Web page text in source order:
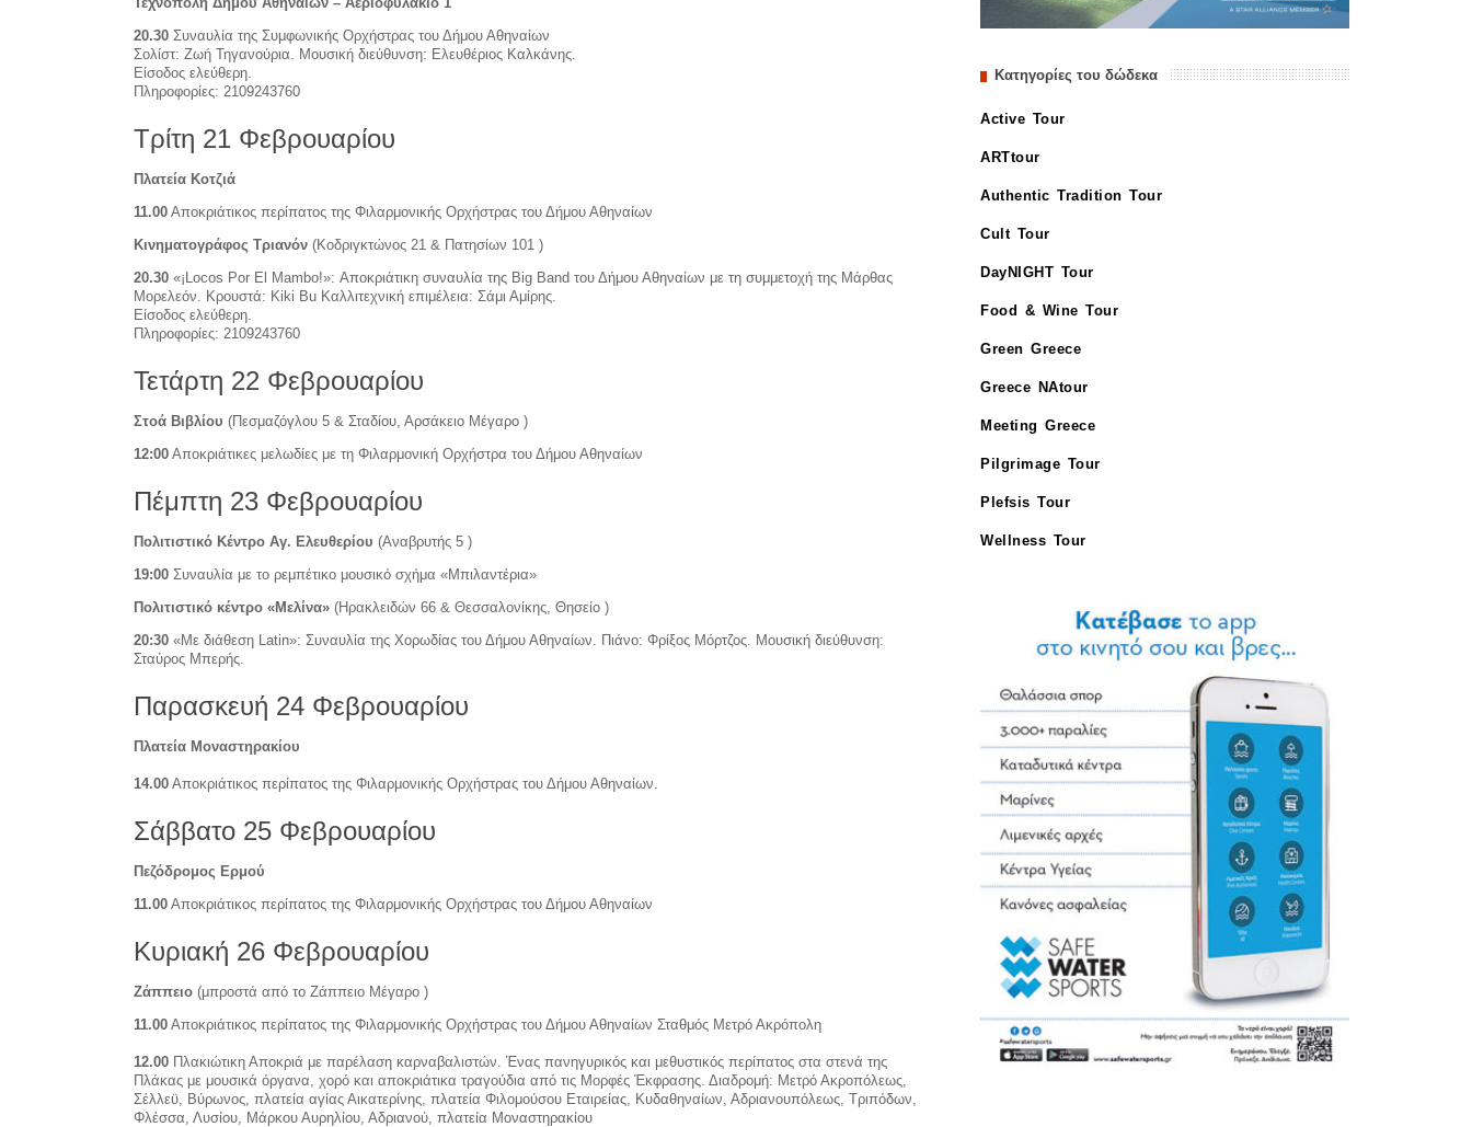
20.30 Συναυλία της Συμφωνικής Ορχήστρας του Δήμου Αθηναίων
Σολίστ: Ζωή Τηγανούρια. Μουσική διεύθυνση: Ελευθέριος Καλκάνης.
Είσοδος ελεύθερη.
Πληροφορίες: 2109243760
Τρίτη 21 Φεβρουαρίου
Πλατεία Κοτζιά
11.00 Αποκριάτικος περίπατος της Φιλαρμονικής Ορχήστρας του Δήμου Αθηναίων
Κινηματογράφος Τριανόν (Κοδριγκτώνος 21 & Πατησίων 101 )
20.30 «¡Locos Por El Mambo!»: Αποκριάτικη συναυλία της Big Band του Δήμου Αθηναίων με τη συμμετοχή της Μάρθας
Μορελεόν. Κρουστά: Kiki Bu Καλλιτεχνική επιμέλεια: Σάμι Αμίρης.
Είσοδος ελεύθερη.
Πληροφορίες: 2109243760
Τετάρτη 22 Φεβρουαρίου
Στοά Βιβλίου (Πεσμαζόγλου 5 & Σταδίου, Αρσάκειο Μέγαρο )
12:00 Αποκριάτικες μελωδίες με τη Φιλαρμονική Ορχήστρα του Δήμου Αθηναίων
Πέμπτη 23 Φεβρουαρίου
Πολιτιστικό Κέντρο Αγ. Ελευθερίου (Αναβρυτής 5 )
19:00 Συναυλία με το ρεμπέτικο μουσικό σχήμα «Μπιλαντέρια»
Πολιτιστικό κέντρο «Μελίνα» (Ηρακλειδών 66 & Θεσσαλονίκης, Θησείο )
20:30 «Με διάθεση Latin»: Συναυλία της Χορωδίας του Δήμου Αθηναίων. Πιάνο: Φρίξος Μόρτζος. Μουσική διεύθυνση:
Σταύρος Μπερής.
Παρασκευή 24 Φεβρουαρίου
Πλατεία Μοναστηρακίου
14.00 Αποκριάτικος περίπατος της Φιλαρμονικής Ορχήστρας του Δήμου Αθηναίων.
Σάββατο 25 Φεβρουαρίου
Πεζόδρομος Ερμού
11.00 Αποκριάτικος περίπατος της Φιλαρμονικής Ορχήστρας του Δήμου Αθηναίων
Κυριακή 26 Φεβρουαρίου
Ζάππειο (μπροστά από το Ζάππειο Μέγαρο )
11.00 Αποκριάτικος περίπατος της Φιλαρμονικής Ορχήστρας του Δήμου Αθηναίων Σταθμός Μετρό Ακρόπολη
12.00 Πλακιώτικη Αποκριά με παρέλαση καρναβαλιστών. Ένας πανηγυρικός και μεθυστικός περίπατος στα στενά της
Πλάκας με μουσικά όργανα, χορό και αποκριάτικα τραγούδια από τις Μορφές Έκφρασης. Διαδρομή: Mετρό Ακροπόλεως,
Σέλλεϋ, Βύρωνος, πλατεία αγίας Αικατερίνης, πλατεία Φιλομούσου Εταιρείας, Κυδαθηναίων, Αδριανουπόλεως, Τριπόδων,
Φλέσσα, Λυσίου, Μάρκου Αυρηλίου, Αδριανού, πλατεία Μοναστηρακίου
Κατηγορίες του δώδεκα
Active Tour
ARTtour
Authentic Tradition Tour
Cult Tour
DayNIGHT Tour
Food & Wine Tour
Green Greece
Greece NAtour
Meeting Greece
Pilgrimage Tour
Plefsis Tour
Wellness Tour